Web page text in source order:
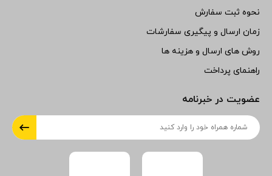
نحوه ثبت سفارش
زمان ارسال و پیگیری سفارشات
روش های ارسال و هزینه ها
راهنمای پرداخت
عضویت در خبرنامه